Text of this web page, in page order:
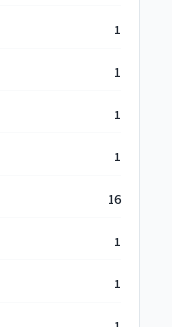
1
1
1
1
16
1
1